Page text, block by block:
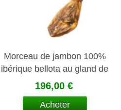
Morceau de jambon 100%
ibérique bellota au gland de
chêne A.O.C. Jabugo 1kg
aprox.
196,00 €
Acheter